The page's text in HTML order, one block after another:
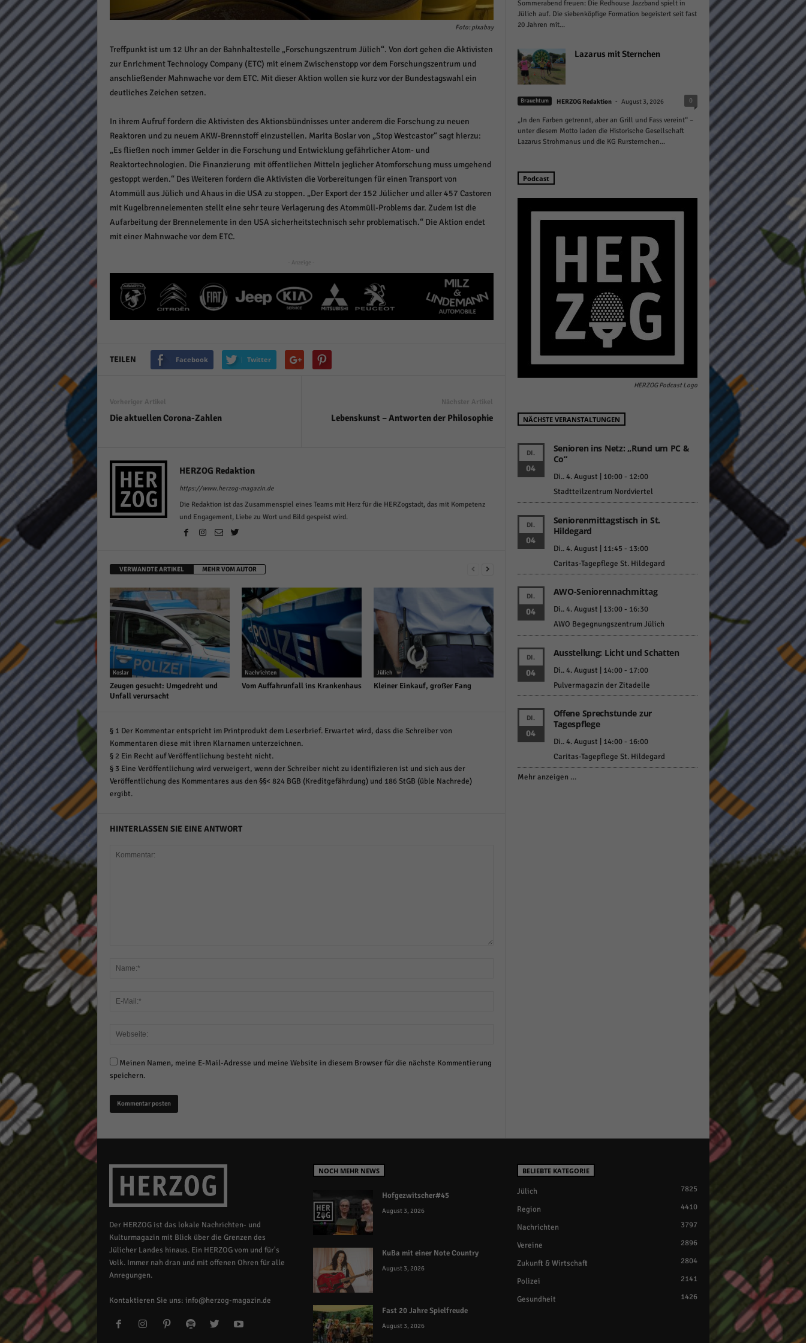
Foto: pixabay
Treffpunkt ist um 12 Uhr an der Bahnhaltestelle „Forschungszentrum Jülich“. Von dort gehen die Aktivisten
zur Enrichment Technology Company (ETC) mit einem Zwischenstopp vor dem Forschungszentrum und
anschließender Mahnwache vor dem ETC. Mit dieser Aktion wollen sie kurz vor der Bundestagswahl ein
deutliches Zeichen setzen.
In ihrem Aufruf fordern die Aktivisten des Aktionsbündnisses unter anderem die Forschung zu neuen
Reaktoren und zu neuem AKW-Brennstoff einzustellen. Marita Boslar von „Stop Westcastor“ sagt hierzu:
„Es fließen noch immer Gelder in die Forschung und Entwicklung gefährlicher Atom- und
Reaktortechnologien. Die Finanzierung mit öffentlichen Mitteln jeglicher Atomforschung muss umgehend
gestoppt werden.“ Des Weiteren fordern die Aktivisten die Vorbereitungen für einen Transport von
Atommüll aus Jülich und Ahaus in die USA zu stoppen. „Der Export der 152 Jülicher und aller 457 Castoren
mit Kugelbrennelementen stellt eine sehr teure Verlagerung des Atommüll-Problems dar. Zudem ist die
Aufarbeitung der Brennelemente in den USA sicherheitstechnisch sehr problematisch.“ Die Aktion endet
mit einer Mahnwache vor dem ETC.
- Anzeige -
TEILEN Facebook Twitter
Vorheriger Artikel
Die aktuellen Corona-Zahlen
Nächster Artikel
Lebenskunst – Antworten der Philosophie
HERZOG Redaktion
https://www.herzog-magazin.de
Die Redaktion ist das Zusammenspiel eines Teams mit Herz für die HERZogstadt, das mit Kompetenz
und Engagement, Liebe zu Wort und Bild gespeist wird.
VERWANDTE ARTIKEL MEHR VOM AUTOR
Koslar
Zeugen gesucht: Umgedreht und
Unfall verursacht
Nachrichten
Vom Auffahrunfall ins Krankenhaus
Jülich
Kleiner Einkauf, großer Fang
§ 1 Der Kommentar entspricht im Printprodukt dem Leserbrief. Erwartet wird, dass die Schreiber von
Kommentaren diese mit ihren Klarnamen unterzeichnen.
§ 2 Ein Recht auf Veröffentlichung besteht nicht.
§ 3 Eine Veröffentlichung wird verweigert, wenn der Schreiber nicht zu identifizieren ist und sich aus der
Veröffentlichung des Kommentares aus den §§< 824 BGB (Kreditgefährdung) und 186 StGB (üble Nachrede)
ergibt.
HINTERLASSEN SIE EINE ANTWORT
Meinen Namen, meine E-Mail-Adresse und meine Website in diesem Browser für die nächste Kommentierung
speichern.
Sommerabend freuen: Die Redhouse Jazzband spielt in
Jülich auf. Die siebenköpfige Formation begeistert seit fast
20 Jahren mit...
Lazarus mit Sternchen
Brauchtum HERZOG Redaktion - August 3, 2026 0
„In den Farben getrennt, aber an Grill und Fass vereint“ –
unter diesem Motto laden die Historische Gesellschaft
Lazarus Strohmanus und die KG Rursternchen...
Podcast
HERZOG Podcast Logo
NÄCHSTE VERANSTALTUNGEN
DI.
04
Senioren ins Netz: „Rund um PC &
Co“
Di.. 4. August | 10:00- 12:00
Stadtteilzentrum Nordviertel
DI.
04
Seniorenmittagstisch in St.
Hildegard
Di.. 4. August | 11:45 - 13:00
Caritas-Tagepflege St. Hildegard
DI.
04
AWO-Seniorennachmittag
Di.. 4. August | 13:00- 16:30
AWO Begegnungszentrum Jülich
DI.
04
Ausstellung: Licht und Schatten
Di.. 4. August | 14:00- 17:00
Pulvermagazin der Zitadelle
DI.
04
Offene Sprechstunde zur
Tagespflege
Di.. 4. August | 14:00- 16:00
Caritas-Tagepflege St. Hildegard
Mehr anzeigen …
Der HERZOG ist das lokale Nachrichten- und
Kulturmagazin mit Blick über die Grenzen des
Jülicher Landes hinaus. Ein HERZOG vom und für's
Volk. Immer nah dran und mit offenen Ohren für alle
Anregungen.
Kontaktieren Sie uns: info@herzog-magazin.de
NOCH MEHR NEWS
Hofgezwitscher#45
August 3, 2026
KuBa mit einer Note Country
August 3, 2026
Fast 20 Jahre Spielfreude
August 3, 2026
BELIEBTE KATEGORIE
Jülich 7825
Region 4410
Nachrichten 3797
Vereine 2896
Zukunft & Wirtschaft 2804
Polizei 2141
Gesundheit 1426
Datenschutzeinstellungen
Essenziell (1)
Funktion der Website erforderlich.
Cookie-Informationen anzeigen
wie unsere Besucher unsere Website nutzen.
Cookie-Informationen anzeigen
Marketing (1)
Marketing-Cookies werden von Drittanbietern oder Publishern verwendet, um personalisierte
Werbung anzuzeigen. Sie tun dies, indem sie Besucher über Websites hinweg verfolgen.
Cookie-Informationen anzeigen
Externe Medien
Wenn Cookies von externen Medien akzeptiert werden, bedarf der Zugriff auf diese Inhalte
Cookie-Informationen anzeigen
Datenschutzerklärung